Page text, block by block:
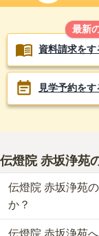
最新
資料請求をす
見学予約をす
伝燈院 赤坂浄苑
伝燈院 赤坂浄苑
か？